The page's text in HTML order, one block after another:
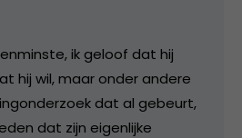
ik geloof dat hij
hij wil, maar onder andere
dat al gebeurt,
dat zijn eigenlijke